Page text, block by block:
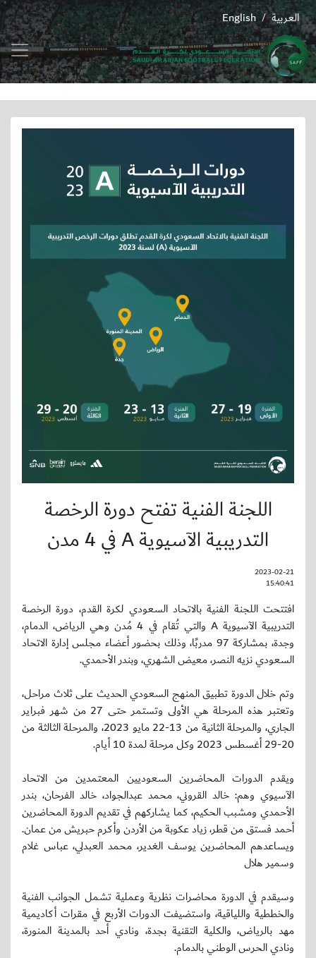
English / العربية
اللجنة الفنية تفتح دورة الرخصة
التدريبية الآسيوية A في 4 مدن
2023-02-21
15:40:41
افتتحت اللجنة الفنية بالاتحاد السعودي لكرة القدم، دورة الرخصة
التدريبية الآسيوية A والتي تُقام في 4 مُدن وهي الرياض، الدمام،
وجدة، بمشاركة 97 مدربًا، وذلك بحضور أعضاء مجلس إدارة الاتحاد
السعودي نزيه النصر، معيض الشهري، وبندر الأحمدي.
وتم خلال الدورة تطبيق المنهج السعودي الحديث على ثلاث مراحل،
وتعتبر هذه المرحلة هي الأولى وتستمر حتى 27 من شهر فبراير
الجاري، والمرحلة الثانية من 13-22 مايو 2023، والمرحلة الثالثة من
20-29 أغسطس 2023 وكل مرحلة لمدة 10 أيام.
ويقدم الدورات المحاضرين السعوديين المعتمدين من الاتحاد
الآسيوي وهم: خالد القروني، محمد عبدالجواد، خالد الفرحان، بندر
الأحمدي ومشبب الحكيم، كما يشاركهم في تقديم الدورة المحاضرين
أحمد فستق من قطر، زياد عكوبة من الأردن وأكرم حبريش من عمان.
ويساعدهم المحاضرين يوسف الغدير، محمد العبدلي، عباس غلام
وسمير هلال
وسيقدم في الدورة محاضرات نظرية وعملية تشمل الجوانب الفنية
والخططية واللياقية، واستضيفت الدورات الأربع في مقرات أكاديمية
مهد بالرياض، والكلية التقنية بجدة، ونادي أحد بالمدينة المنورة،
ونادي الحرس الوطني بالدمام.